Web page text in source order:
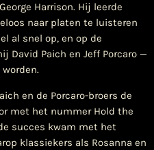
Harrison. Hij leerde
naar platen te luisteren
al snel op, en op de
David Paich en Jeff Porcaro —
en de Porcaro-broers de
met het nummer Hold the
succes kwam met het
klassiekers als Rosanna en